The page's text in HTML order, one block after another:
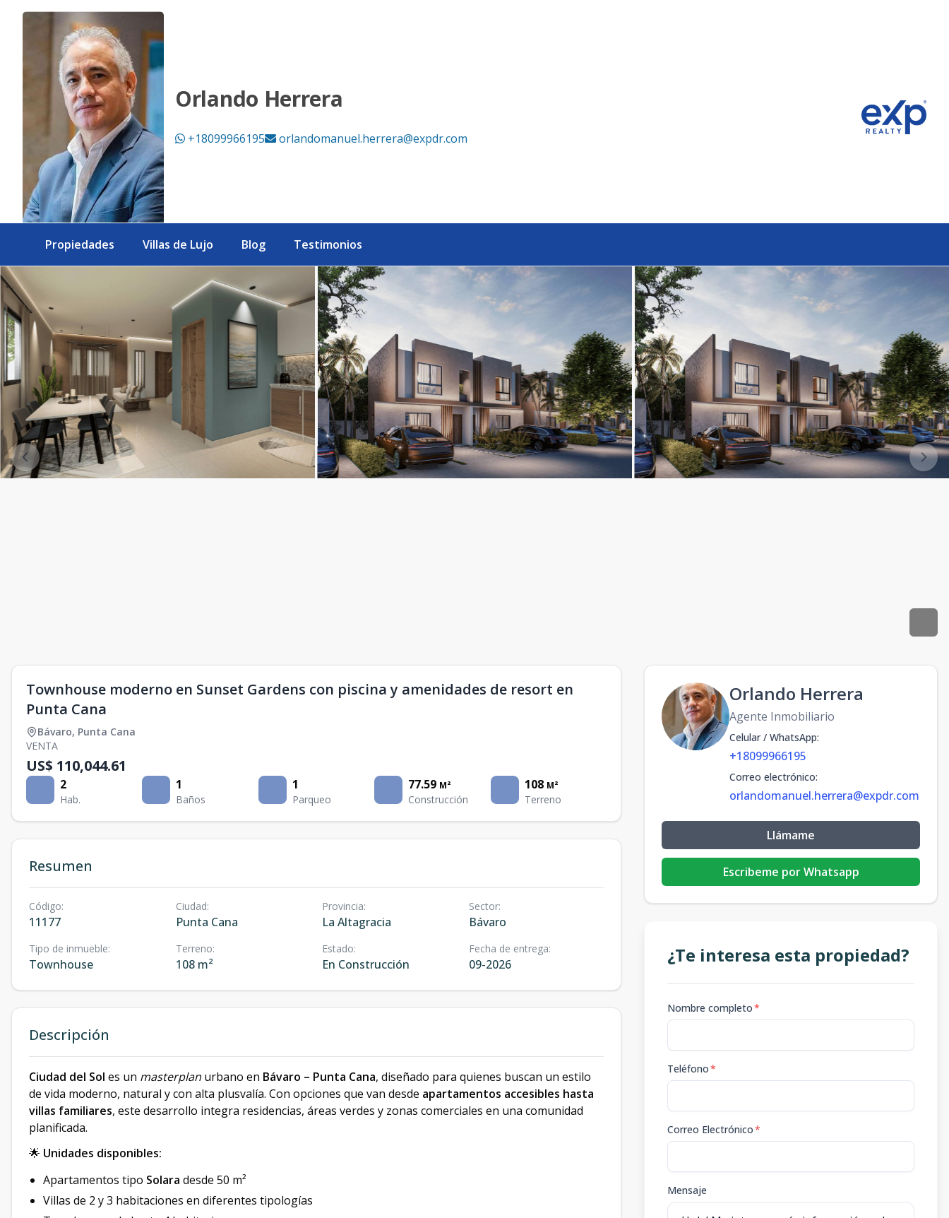
Orlando Herrera
+18099966195 orlandomanuel.herrera@expdr.com
Propiedades Villas de Lujo Blog Testimonios
Townhouse moderno en Sunset Gardens con piscina y amenidades de resort en
Punta Cana
Bávaro, Punta Cana
VENTA
US$ 110,044.61
2
Hab.
1
Baños
1
Parqueo
77.59 M²
Construcción
108 M²
Terreno
Resumen
Código:
11177
Ciudad:
Punta Cana
Provincia:
La Altagracia
Sector:
Bávaro
Tipo de inmueble:
Townhouse
Terreno:
108 m²
Estado:
En Construcción
Fecha de entrega:
09-2026
Descripción
Ciudad del Sol es un masterplan urbano en Bávaro – Punta Cana, diseñado para quienes buscan un estilo
de vida moderno, natural y con alta plusvalía. Con opciones que van desde apartamentos accesibles hasta
villas familiares, este desarrollo integra residencias, áreas verdes y zonas comerciales en una comunidad
planificada.
🌟 Unidades disponibles:
Apartamentos tipo Solara desde 50 m²
Villas de 2 y 3 habitaciones en diferentes tipologías
Orlando Herrera
Agente Inmobiliario
Celular / WhatsApp:
+18099966195
Correo electrónico:
orlandomanuel.herrera@expdr.com
Llámame
Escribeme por Whatsapp
¿Te interesa esta propiedad?
Nombre completo*
Teléfono*
Correo Electrónico*
Mensaje
Townhouse moderno en Sunset Gardens con piscina y amenidades de resort en Punta Cana - eXp Realty República Dominicana